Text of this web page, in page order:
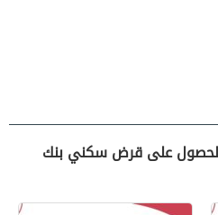
على قرض سكني بنك